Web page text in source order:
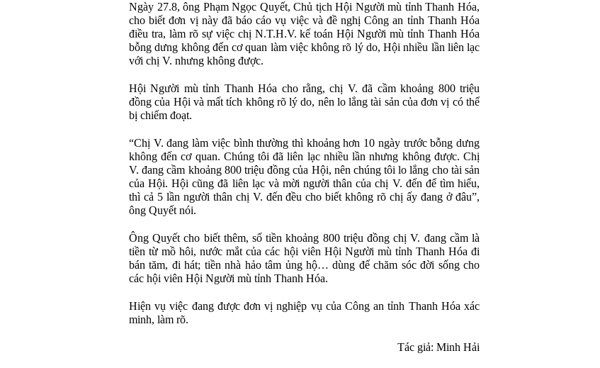
Ngày 27.8, ông Phạm Ngọc Quyết, Chủ tịch Hội Người mù tỉnh Thanh Hóa,
cho biết đơn vị này đã báo cáo vụ việc và đề nghị Công an tỉnh Thanh Hóa
điều tra, làm rõ sự việc chị N.T.H.V. kế toán Hội Người mù tỉnh Thanh Hóa
bỗng dưng không đến cơ quan làm việc không rõ lý do, Hội nhiều lần liên lạc
với chị V. nhưng không được.
Hội Người mù tỉnh Thanh Hóa cho rằng, chị V. đã cầm khoảng 800 triệu
đồng của Hội và mất tích không rõ lý do, nên lo lắng tài sản của đơn vị có thể
bị chiếm đoạt.
“Chị V. đang làm việc bình thường thì khoảng hơn 10 ngày trước bỗng dưng
không đến cơ quan. Chúng tôi đã liên lạc nhiều lần nhưng không được. Chị
V. đang cầm khoảng 800 triệu đồng của Hội, nên chúng tôi lo lắng cho tài sản
của Hội. Hội cũng đã liên lạc và mời người thân của chị V. đến để tìm hiểu,
thì cả 5 lần người thân chị V. đến đều cho biết không rõ chị ấy đang ở đâu”,
ông Quyết nói.
Ông Quyết cho biết thêm, số tiền khoảng 800 triệu đồng chị V. đang cầm là
tiền từ mồ hôi, nước mắt của các hội viên Hội Người mù tỉnh Thanh Hóa đi
bán tăm, đi hát; tiền nhà hảo tâm ủng hộ… dùng để chăm sóc đời sống cho
các hội viên Hội Người mù tỉnh Thanh Hóa.
Hiện vụ việc đang được đơn vị nghiệp vụ của Công an tỉnh Thanh Hóa xác
minh, làm rõ.
Tác giả: Minh Hải